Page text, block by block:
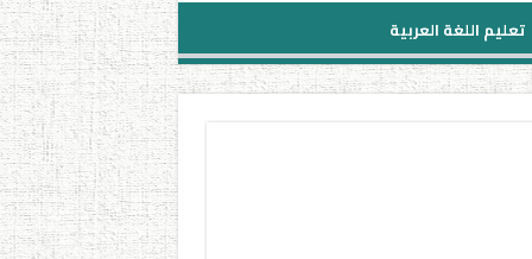
تعليم اللغة العربية